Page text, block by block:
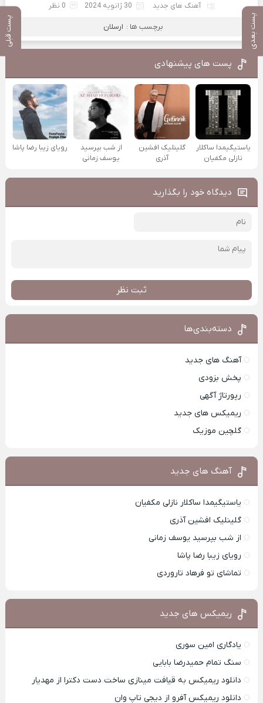
پست بعدی پست قبلی
آهنگ های جدید 30 ژانویه 2024 0 نظر
برچسب ها : ارسلان
پست های پیشنهادی
یاستیگیمدا ساکلار
نازلی مکفیان
گلینلیک افشین
آذری
از شب بپرسید
یوسف زمانی
رویای زیبا رضا پاشا
دیدگاه خود را بگذارید
ثبت نظر
دسته‌بندی‌ها
آهنگ های جدید
پخش بزودی
رپورتاژ آگهی
ریمیکس های جدید
گلچین موزیک
آهنگ های جدید
یاستیگیمدا ساکلار نازلی مکفیان
گلینلیک افشین آذری
از شب بپرسید یوسف زمانی
رویای زیبا رضا پاشا
تماشای تو فرهاد تاروردی
ریمیکس های جدید
یادگاری امین سوری
سنگ تمام حمیدرضا بابایی
دانلود ریمیکس به قیافت مینازی ساخت دست دکترا از مهدیار
دانلود ریمیکس آفرو از ديجی تاپ وان